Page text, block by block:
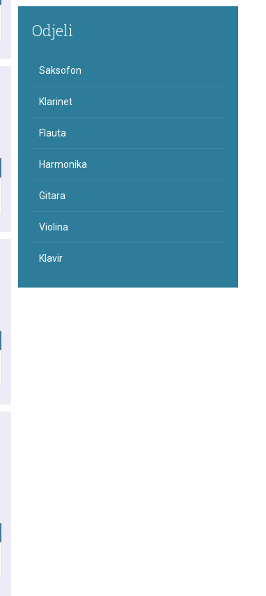
Odjeli
Saksofon
Klarinet
Flauta
Harmonika
Gitara
Violina
Klavir